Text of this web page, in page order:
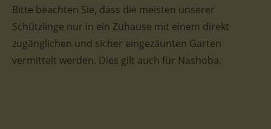
Bitte beachten Sie, dass die meisten unserer
Schützlinge nur in ein Zuhause mit einem direkt
zugänglichen und sicher eingezäunten Garten
vermittelt werden. Dies gilt auch für Nashoba.